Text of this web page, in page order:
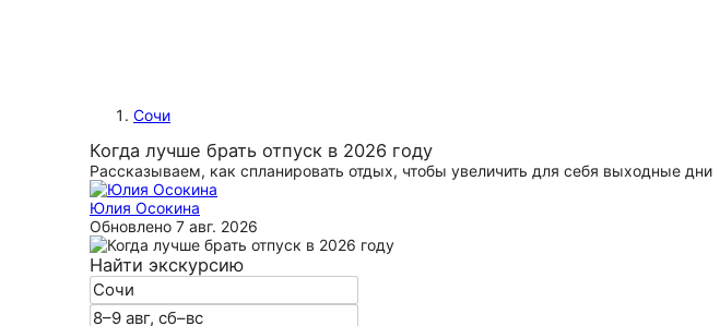
Сочи
Когда лучше брать отпуск в 2026 году
Рассказываем, как спланировать отдых, чтобы увеличить для себя выходные дни
Юлия Осокина
Обновлено 7 авг. 2026
Найти экскурсию